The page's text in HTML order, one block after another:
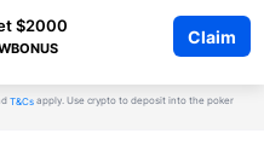
$2000
Claim
T&Cs apply. Use crypto to deposit into the poker